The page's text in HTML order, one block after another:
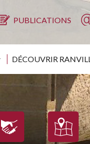
PUBLICATIONS
DÉCOUVRIR